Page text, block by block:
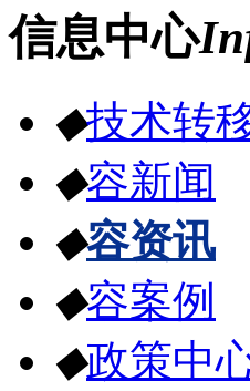
信息中心
◆技术转
◆容新闻
◆容资讯
◆容案例
◆政策中